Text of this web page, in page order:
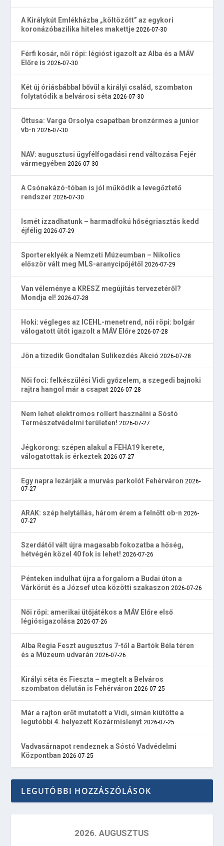
A Királykút Emlékházba „költözött” az egykori
koronázóbazilika hiteles makettje 2026-07-30
Férfi kosár, női röpi: légióst igazolt az Alba és a MÁV
Előre is 2026-07-30
Két új óriásbábbal bővül a királyi család, szombaton
folytatódik a belvárosi séta 2026-07-30
Öttusa: Varga Orsolya csapatban bronzérmes a junior
vb-n 2026-07-30
NAV: augusztusi ügyfélfogadási rend változása Fejér
vármegyében 2026-07-30
A Csónakázó-tóban is jól működik a levegőztető
rendszer 2026-07-30
Ismét izzadhatunk – harmadfokú hőségriasztás kedd
éjfélig 2026-07-29
Sportereklyék a Nemzeti Múzeumban – Nikolics
először vált meg MLS-aranycipőjétől 2026-07-29
Van véleménye a KRESZ megújítás tervezetéről?
Mondja el! 2026-07-28
Hoki: végleges az ICEHL-menetrend, női röpi: bolgár
válogatott ütőt igazolt a MÁV Előre 2026-07-28
Jön a tizedik Gondtalan Sulikezdés Akció 2026-07-28
Női foci: felkészülési Vidi győzelem, a szegedi bajnoki
rajtra hangol már a csapat 2026-07-28
Nem lehet elektromos rollert használni a Sóstó
Természetvédelmi területen! 2026-07-27
Jégkorong: szépen alakul a FEHA19 kerete,
válogatottak is érkeztek 2026-07-27
Egy napra lezárják a murvás parkolót Fehérváron 2026-
07-27
ARAK: szép helytállás, három érem a felnőtt ob-n 2026-
07-27
Szerdától vált újra magasabb fokozatba a hőség,
hétvégén közel 40 fok is lehet! 2026-07-26
Pénteken indulhat újra a forgalom a Budai úton a
Várkörút és a József utca közötti szakaszon 2026-07-26
Női röpi: amerikai ütőjátékos a MÁV Előre első
légiósigazolása 2026-07-26
Alba Regia Feszt augusztus 7-től a Bartók Béla téren
és a Múzeum udvarán 2026-07-26
Királyi séta és Fieszta – megtelt a Belváros
szombaton délután is Fehérváron 2026-07-25
Már a rajton erőt mutatott a Vidi, simán kiütötte a
legutóbbi 4. helyezett Kozármislenyt 2026-07-25
Vadvasárnapot rendeznek a Sóstó Vadvédelmi
Központban 2026-07-25
LEGUTÓBBI HOZZÁSZÓLÁSOK
2026. AUGUSZTUS